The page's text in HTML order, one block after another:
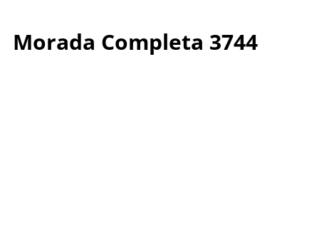
Morada Completa 3744